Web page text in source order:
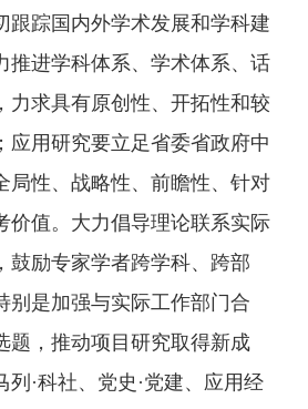
跟踪国内外学术发展和学科建
推进学科体系、学术体系、话
力求具有原创性、开拓性和较
应用研究要立足省委省政府中
局性、战略性、前瞻性、针对
价值。大力倡导理论联系实际
鼓励专家学者跨学科、跨部
别是加强与实际工作部门合
题，推动项目研究取得新成
·科社、党史·党建、应用经